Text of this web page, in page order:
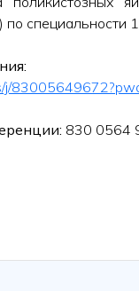
по
j/
830 0564
года в 14.30
в